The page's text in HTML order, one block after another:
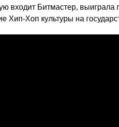
входит Битмастер,
Хип-Хоп культуры на